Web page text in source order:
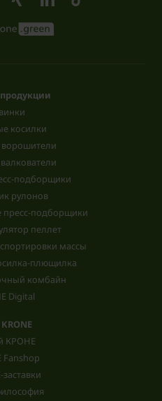
косилки
подборщики
рулонов
подборщики
пеллет
массы
плющилка
комбайн
Digital
КРОНЕ
Fanshop
заставки